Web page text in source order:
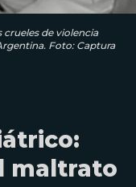
crueles de violencia
Foto: Captura
maltrato